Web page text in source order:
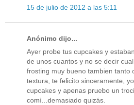
15 de julio de 2012 a las 5:11
Anónimo dijo...
Ayer probe tus cupcakes y
de unos cuantos y no se decir
frosting muy bueno tambien tanto
textura, te felicito sinceramente,
cupcakes y apenas pruebo un
comì...demasiado quizás.